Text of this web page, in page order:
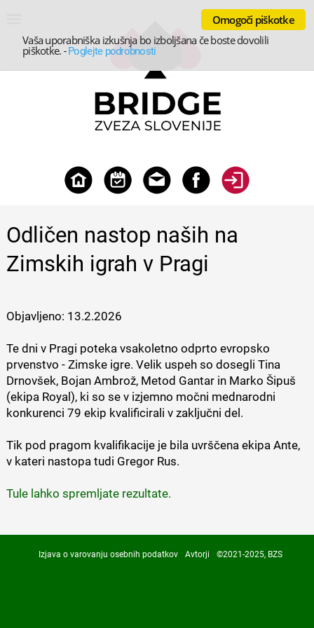
Odličen nastop naših na
Zimskih igrah v Pragi
Objavljeno: 13.2.2026
Te dni v Pragi poteka vsakoletno odprto evropsko
prvenstvo - Zimske igre. Velik uspeh so dosegli Tina
Drnovšek, Bojan Ambrož, Metod Gantar in Marko Šipuš
(ekipa Royal), ki so se v izjemno močni mednarodni
konkurenci 79 ekip kvalificirali v zaključni del.
Tik pod pragom kvalifikacije je bila uvrščena ekipa Ante,
v kateri nastopa tudi Gregor Rus.
Tule lahko spremljate rezultate.
Izjava o varovanju osebnih podatkov Avtorji ©2021-2025, BZS
Vaša uporabniška izkušnja bo izboljšana če boste dovolili
piškotke. -Poglejte podrobnosti
Omogoči piškotke